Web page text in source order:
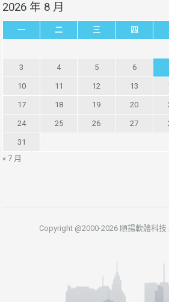
2026 年 8 月
一 二 三 四
3 4 5 6
10 11 12 13
17 18 19 20
24 25 26 27
31
« 7 月
Copyright @2000-2026 順揚軟體科